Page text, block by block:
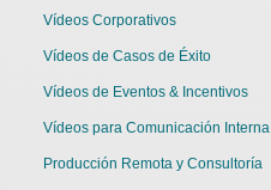
Vídeos Corporativos
Vídeos de Casos de Éxito
Vídeos de Eventos & Incentivos
Vídeos para Comunicación Interna
Producción Remota y Consultoría